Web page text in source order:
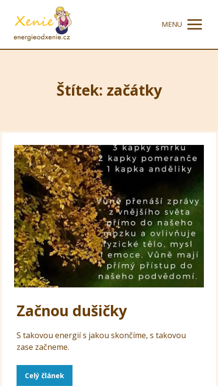
MENU
Štítek: začátky
Začnou dušičky
S takovou energií s jakou skončíme, s takovou
zase začneme.
Celý článek